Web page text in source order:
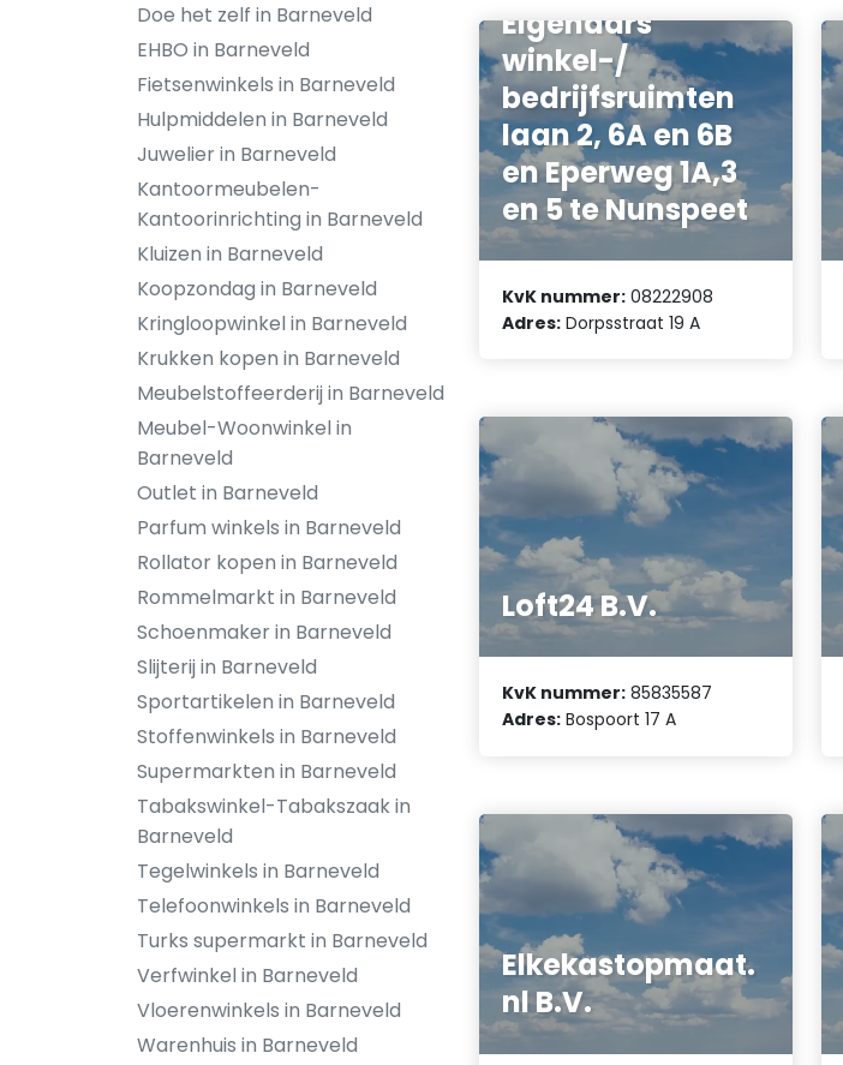
Doe het zelf in Barneveld
EHBO in Barneveld
Fietsenwinkels in Barneveld
Hulpmiddelen in Barneveld
Juwelier in Barneveld
Kantoormeubelen-
Kantoorinrichting in Barneveld
Kluizen in Barneveld
Koopzondag in Barneveld
Kringloopwinkel in Barneveld
Krukken kopen in Barneveld
Meubelstoffeerderij in Barneveld
Meubel-Woonwinkel in
Barneveld
Outlet in Barneveld
Parfum winkels in Barneveld
Rollator kopen in Barneveld
Rommelmarkt in Barneveld
Schoenmaker in Barneveld
Slijterij in Barneveld
Sportartikelen in Barneveld
Stoffenwinkels in Barneveld
Supermarkten in Barneveld
Tabakswinkel-Tabakszaak in
Barneveld
Tegelwinkels in Barneveld
Telefoonwinkels in Barneveld
Turks supermarkt in Barneveld
Verfwinkel in Barneveld
Vloerenwinkels in Barneveld
Warenhuis in Barneveld
Eigenaars
winkel-/
bedrijfsruimten
laan 2, 6A en 6B
en Eperweg 1A,3
en 5 te Nunspeet
KvK nummer: 08222908
Adres: Dorpsstraat 19 A
Loft24 B.V.
KvK nummer: 85835587
Adres: Bospoort 17 A
Elkekastopmaat.
nl B.V.